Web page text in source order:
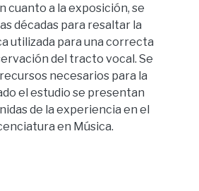
cuanto a la exposición, se
décadas para resaltar la
utilizada para una correcta
del tracto vocal. Se
necesarios para la
el estudio se presentan
de la experiencia en el
en Música.